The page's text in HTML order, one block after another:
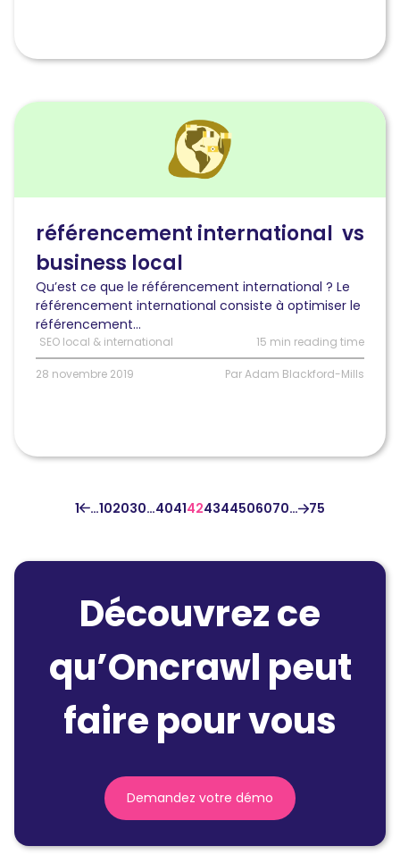
Lire
gérer
sans
délaisser
business
local
référencement international vs
business local
Qu’est ce que le référencement international ? Le
référencement international consiste à optimiser le
référencement...
SEO local & international 15 min reading time
28 novembre 2019 Par Adam Blackford-Mills
1 …102030…4041424344506070… 75
Découvrez ce
qu’Oncrawl peut
faire pour vous
Demandez votre démo